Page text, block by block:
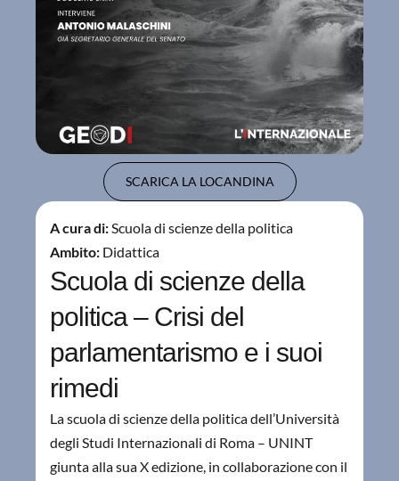
SCARICA LA LOCANDINA
A cura di:Scuola di scienze della politica
Ambito: Didattica
Scuola di scienze della
politica – Crisi del
parlamentarismo e i suoi
rimedi
La scuola di scienze della politica dell’Università
degli Studi Internazionali di Roma – UNINT
giunta alla sua X edizione, in collaborazione con il